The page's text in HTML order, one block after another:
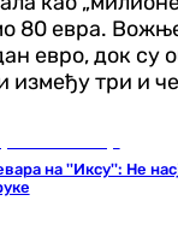
80 евра.
евро, док су
између три и
на ''Иксу'': Не